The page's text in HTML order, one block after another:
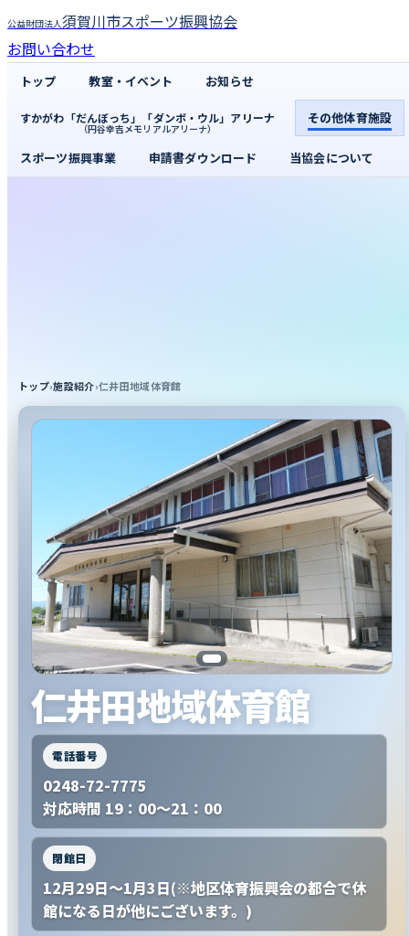
公益財団法人須賀川市スポーツ振興協会
お問い合わせ
トップ 教室・イベント お知らせ
すかがわ「だんぼっち」「ダンボ・ウル」アリーナ
（円谷幸吉メモリアルアリーナ）
その他体育施設
スポーツ振興事業 申請書ダウンロード 当協会について
トップ›施設紹介›仁井田地域体育館
仁井田地域体育館
電話番号
0248-72-7775
対応時間 19：00～21：00
閉館日
12月29日～1月3日(※地区体育振興会の都合で休
館になる日が他にございます。)